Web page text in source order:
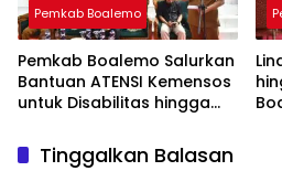
Pemkab Boalemo
Pemkab Boalemo Salurkan
Bantuan ATENSI Kemensos
untuk Disabilitas hingga
Tinggalkan Balasan